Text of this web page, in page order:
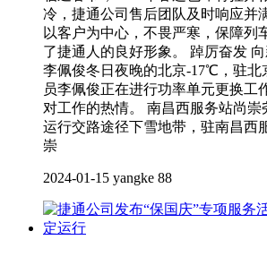
冷，捷通公司售后团队及时响应并
以客户为中心，不畏严寒，保障列
了捷通人的良好形象。 踔厉奋发
李佩俊冬日夜晚的北京-17℃，驻北
员李佩俊正在进行功率单元更换工
对工作的热情。 南昌西服务站尚崇
运行交路途径下雪地带，驻南昌西
崇
2024-01-15 yangke 88